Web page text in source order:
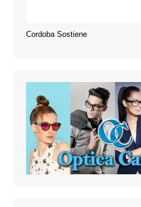
Cordoba Sostiene